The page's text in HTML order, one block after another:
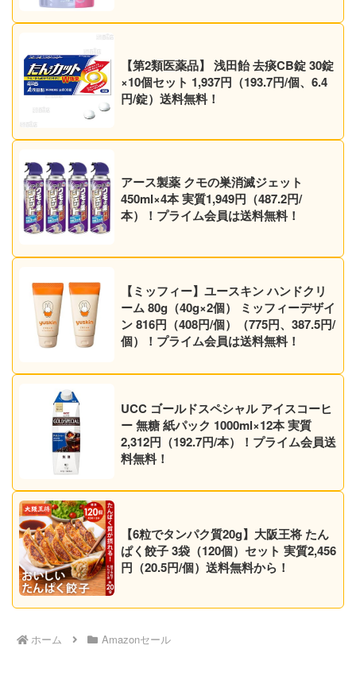
【第2類医薬品】 浅田飴 去痰CB錠 30錠
×10個セット 1,937円（193.7円/個、6.4
円/錠）送料無料！
アース製薬 クモの巣消滅ジェット
450ml×4本 実質1,949円（487.2円/
本）！プライム会員は送料無料！
【ミッフィー】ユースキン ハンドクリ
ーム 80g（40g×2個） ミッフィーデザイ
ン 816円（408円/個）（775円、387.5円/
個）！プライム会員は送料無料！
UCC ゴールドスペシャル アイスコーヒ
ー 無糖 紙パック 1000ml×12本 実質
2,312円（192.7円/本）！プライム会員送
料無料！
【6粒でタンパク質20g】大阪王将 たん
ぱく餃子 3袋（120個）セット 実質2,456
円（20.5円/個）送料無料から！
ホーム Amazonセール